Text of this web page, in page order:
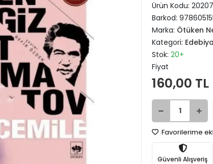
Ürün Kodu:
Barkod:
Marka: Ötüken
Kategori:
Stok:20+
Fiyat
160,00 TL
Favorilerime
Güvenli Alışveriş